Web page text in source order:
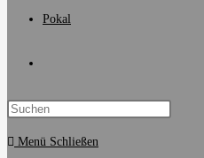
Pokal
Suche
umschalten
Menü Schließen